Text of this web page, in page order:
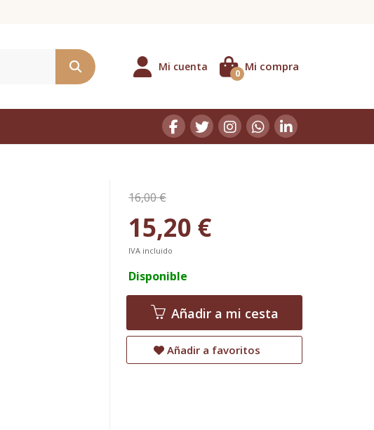
Mi cuenta Mi compra
0
16,00 €
15,20 €
IVA incluido
Disponible
Añadir a mi cesta
Añadir a favoritos